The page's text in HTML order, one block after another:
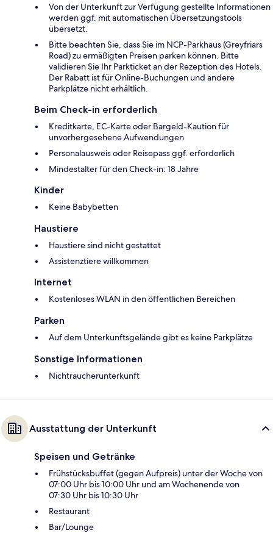
Von der Unterkunft zur Verfügung gestellte Informationen
werden ggf. mit automatischen Übersetzungstools
übersetzt.
Bitte beachten Sie, dass Sie im NCP-Parkhaus (Greyfriars
Road) zu ermäßigten Preisen parken können. Bitte
validieren Sie Ihr Parkticket an der Rezeption des Hotels.
Der Rabatt ist für Online-Buchungen und andere
Parkplätze nicht erhältlich.
Beim Check-in erforderlich
Kreditkarte, EC-Karte oder Bargeld-Kaution für
unvorhergesehene Aufwendungen
Personalausweis oder Reisepass ggf. erforderlich
Mindestalter für den Check-in: 18 Jahre
Kinder
Keine Babybetten
Haustiere
Haustiere sind nicht gestattet
Assistenztiere willkommen
Internet
Kostenloses WLAN in den öffentlichen Bereichen
Parken
Auf dem Unterkunftsgelände gibt es keine Parkplätze
Sonstige Informationen
Nichtraucherunterkunft
Ausstattung der Unterkunft
Speisen und Getränke
Frühstücksbuffet (gegen Aufpreis) unter der Woche von
07:00 Uhr bis 10:00 Uhr und am Wochenende von
07:30 Uhr bis 10:30 Uhr
Restaurant
Bar/Lounge